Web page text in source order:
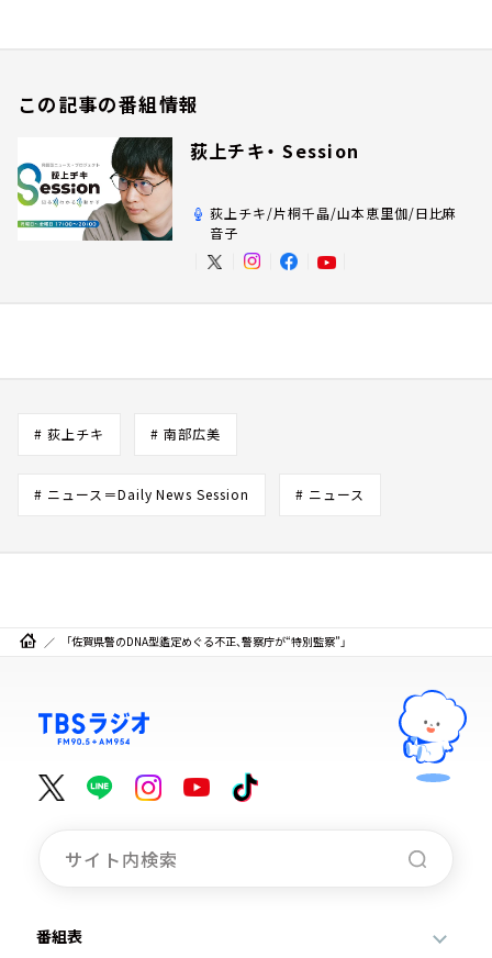
この記事の番組情報
荻上チキ・ Session
荻上チキ/片桐千晶/山本恵里伽/日比麻
音子
# 荻上チキ # 南部広美
# ニュース＝Daily News Session # ニュース
「佐賀県警のDNA型鑑定めぐる不正、警察庁が“特別監察”」
番組表